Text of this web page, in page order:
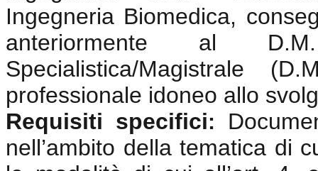
Ingegneria Biomedica,
anteriormente al
Specialistica/Magistrale
professionale idoneo allo
Requisiti specifici:
nell’ambito della tematica di